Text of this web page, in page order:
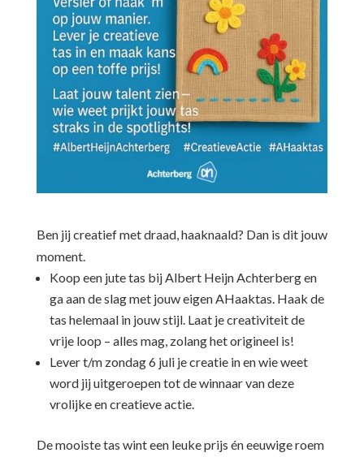
Ben jij creatief met draad, haaknaald? Dan is dit jouw
moment.
Koop een jute tas bij Albert Heijn Achterberg en
ga aan de slag met jouw eigen AHaaktas. Haak de
tas helemaal in jouw stijl. Laat je creativiteit de
vrije loop – alles mag, zolang het origineel is!
Lever t/m zondag 6 juli je creatie in en wie weet
word jij uitgeroepen tot de winnaar van deze
vrolijke en creatieve actie.
De mooiste tas wint een leuke prijs én eeuwige roem